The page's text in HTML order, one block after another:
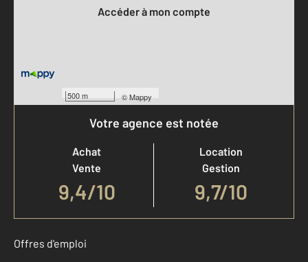
500 m ©Mappy
Accéder à mon compte
Votre agence est notée
Achat
Vente
9,4/10
Location
Gestion
9,7/10
Offres d'emploi